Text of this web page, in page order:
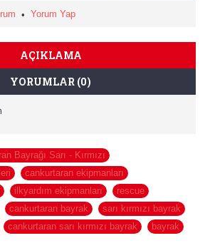
• Yorum Yap
AÇIKLAMA
YORUMLAR (0)
Bayrağı Sarı - Kırmızı
cankurtaran ekipmanları
ilkyardım ekipmanları rescue
cankurtaran bayrak sarı kırmızı bayrak
cankurtaran sarı kırmızı bayrak bayrak